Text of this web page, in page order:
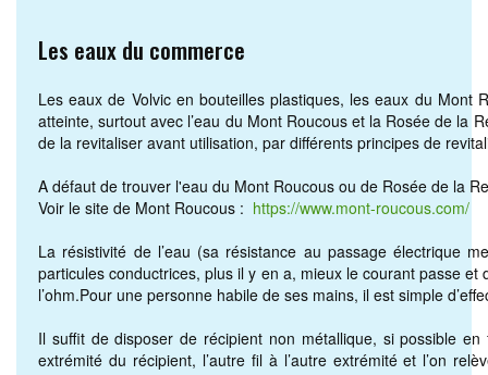
Les eaux du commerce
Les eaux de Volvic en bouteilles plastiques, les eaux du
atteinte, surtout avec l’eau du Mont Roucous et la Rosée de la
de la revitaliser avant utilisation, par différents principes de
A défaut de trouver l'eau du Mont Roucous ou de Rosée de la
Voir le site de Mont Roucous : https://www.mont-roucous.com/
La résistivité de l’eau (sa résistance au passage électrique
particules conductrices, plus il y en a, mieux le courant passe
l’ohm.Pour une personne habile de ses mains, il est simple
Il suffit de disposer de récipient non métallique, si possible
extrémité du récipient, l’autre fil à l’autre extrémité et l’on